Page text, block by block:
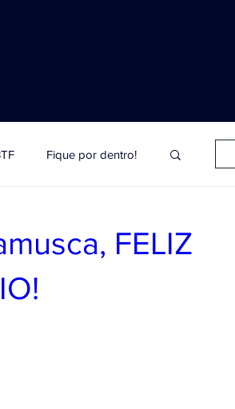
Fique por dentro!
Salazar
FELIZ